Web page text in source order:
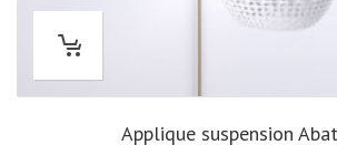
Applique suspension